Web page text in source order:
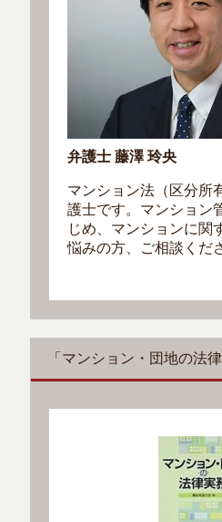
弁護士 藤澤 玲央
マンション法（区分所
護士です。マンション
じめ、マンションに関
悩みの方、ご相談くだ
「マンション・団地の法律